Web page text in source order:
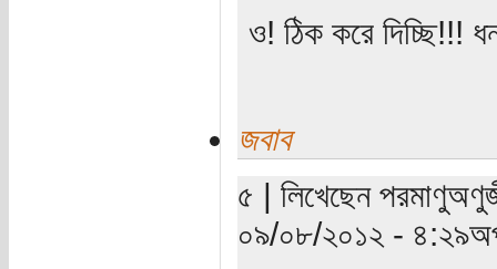
ও! ঠিক করে দিচ্ছি!!!
জবাব
৫ | লিখেছেন
০৯/০৮/২০১২ -